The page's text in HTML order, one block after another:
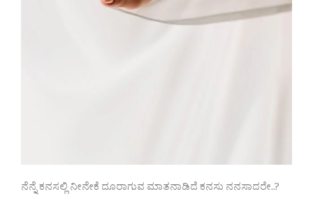
ನೆನ್ನೆ ಕನಸಲ್ಲಿ ನೀನೇಕೆ ದೂರಾಗುವ ಮಾತನಾಡಿದೆ ಕನಸು ನನಸಾದರೇ..?